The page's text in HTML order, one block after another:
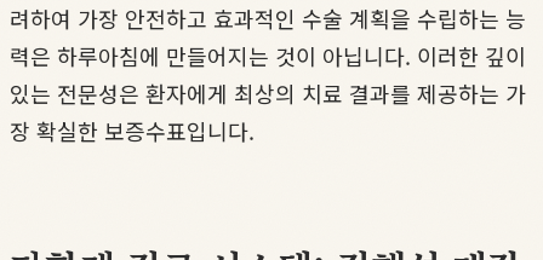
려하여 가장 안전하고 효과적인 수술 계획을 수립하는 능
력은 하루아침에 만들어지는 것이 아닙니다. 이러한 깊이
있는 전문성은 환자에게 최상의 치료 결과를 제공하는 가
장 확실한 보증수표입니다.